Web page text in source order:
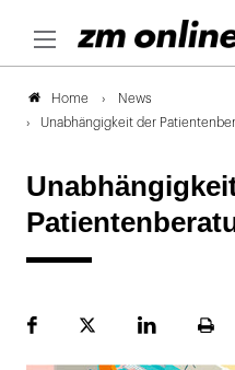
Home
News
Unabhängigkeit der
FacebookPlattformLinekdInSeite